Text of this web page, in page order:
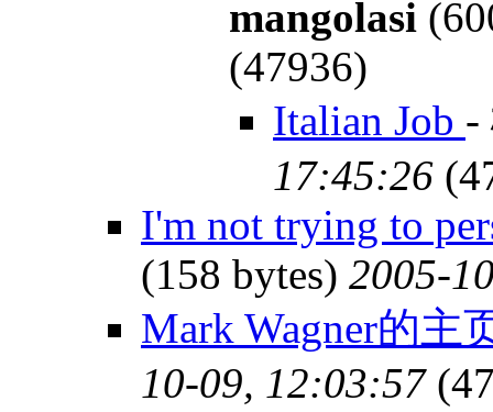
mangolasi
(47936)
Italian Job -
17:45:26
I'm not trying to
(158 bytes) 2005-
Mark Wagner的主
10-09, 12:03:57